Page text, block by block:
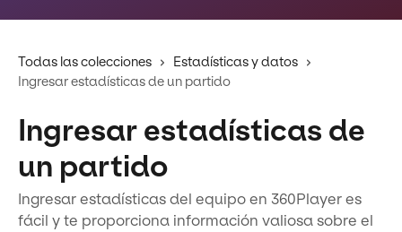
Todas las colecciones
Estadísticas y datos
Ingresar estadísticas de un partido
Ingresar estadísticas de
un partido
Ingresar estadísticas del equipo en 360Player es
fácil y te proporciona información valiosa sobre el